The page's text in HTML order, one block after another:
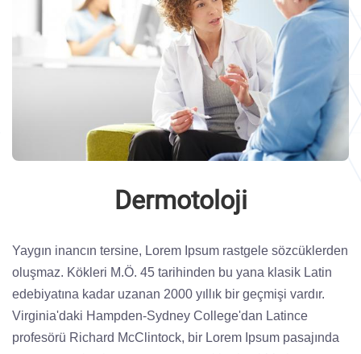
Dermotoloji
Yaygın inancın tersine, Lorem Ipsum rastgele sözcüklerden
oluşmaz. Kökleri M.Ö. 45 tarihinden bu yana klasik Latin
edebiyatına kadar uzanan 2000 yıllık bir geçmişi vardır.
Virginia'daki Hampden-Sydney College'dan Latince
profesörü Richard McClintock, bir Lorem Ipsum pasajında